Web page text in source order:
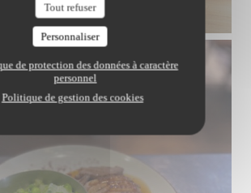
Tout refuser
Personnaliser
de protection des données à caractère
personnel
Politique de gestion des cookies
IMG_8872.JPG